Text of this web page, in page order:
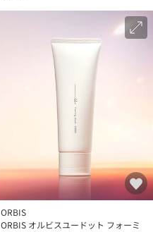
ORBIS
ORBIS オルビスユードット フォーミ